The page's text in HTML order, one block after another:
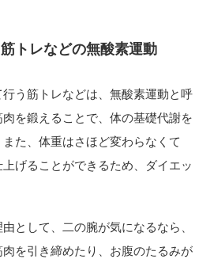
トレなどの無酸素運動
う筋トレなどは、無酸素運動と呼
を鍛えることで、体の基礎代謝を
また、体重はさほど変わらなくて
げることができるため、ダイエッ
として、二の腕が気になるなら、
を引き締めたり、お腹のたるみが